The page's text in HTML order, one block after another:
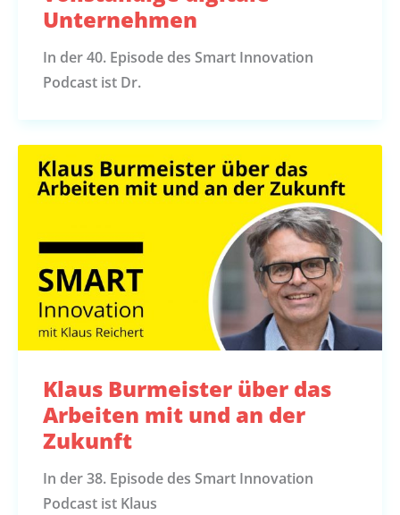
Unternehmen
In der 40. Episode des Smart Innovation
Podcast ist Dr.
Klaus Burmeister über das
Arbeiten mit und an der
Zukunft
In der 38. Episode des Smart Innovation
Podcast ist Klaus